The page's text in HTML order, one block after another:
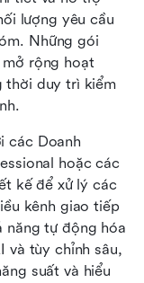
lượng yêu cầu
Những gói
rộng hoạt
thời duy trì kiểm
các Doanh
hoặc các
kế để xử lý các
kênh giao tiếp
năng tự động hóa
và tùy chỉnh sâu,
suất và hiểu